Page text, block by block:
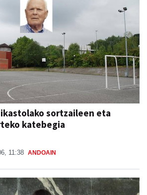
sortzaileen eta
katebegia
11:38 ANDOAIN